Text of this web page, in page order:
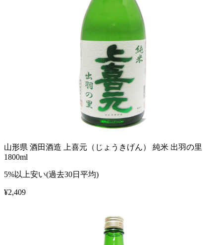
山形県 酒田酒造 上喜元（じょうきげん） 純米 出羽の里
1800ml
5%以上安い(過去30日平均)
¥2,409